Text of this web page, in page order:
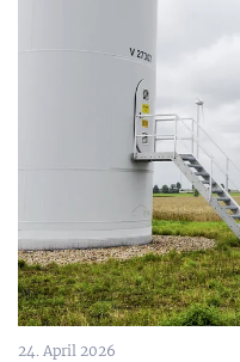
24. April 2026